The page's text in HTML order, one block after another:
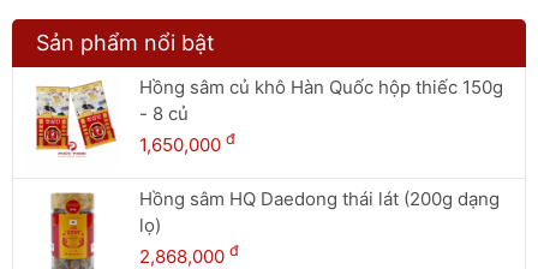
Sản phẩm nổi bật
Hồng sâm củ khô Hàn Quốc hộp thiếc 150g
- 8 củ
1,650,000 đ
Hồng sâm HQ Daedong thái lát (200g dạng
lọ)
2,868,000 đ